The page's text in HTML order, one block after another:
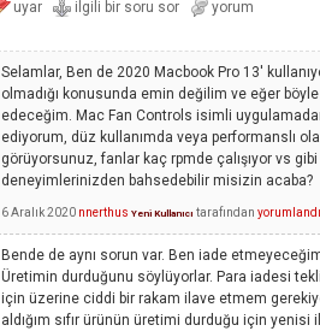
Selamlar, Ben de 2020 Macbook Pro 13'
olmadığı konusunda emin değilim ve eğer
edeceğim. Mac Fan Controls isimli
ediyorum, düz kullanımda veya performanslı
görüyorsunuz, fanlar kaç rpmde çalışıyor vs
deneyimlerinizden bahsedebilir misizin acaba?
6 Aralık 2020 nnerthus Yeni Kullanıcı tarafından yorumlandı
Bende de aynı sorun var. Ben iade
Üretimin durduğunu söylüyorlar. Para iadesi
için üzerine ciddi bir rakam ilave etmem
aldığım sıfır ürünün üretimi durduğu için